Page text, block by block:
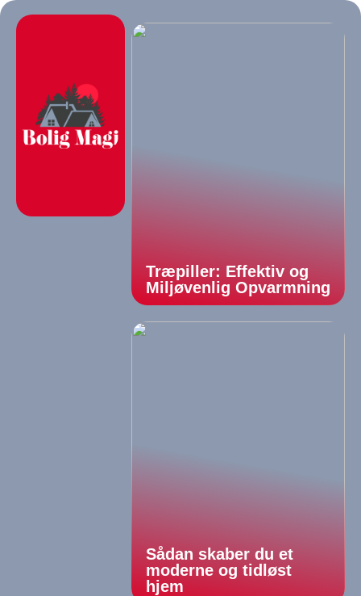
Træpiller: Effektiv og
Miljøvenlig Opvarmning
Sådan skaber du et
moderne og tidløst
hjem